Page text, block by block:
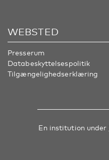
WEBSTED
Presserum
Databeskyttelsespolitik
Tilgængelighedserklæring
En institution under